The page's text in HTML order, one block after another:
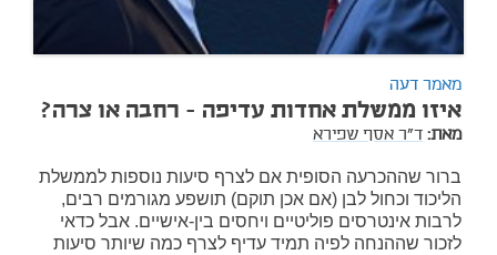
מאמר דעה
איזו ממשלת אחדות עדיפה - רחבה או צרה?
מאת: ד"ר אסף שפירא
ברור שההכרעה הסופית אם לצרף סיעות נוספות לממשלת
הליכוד וכחול לבן (אם אכן תוקם) תושפע מגורמים רבים,
לרבות אינטרסים פוליטיים ויחסים בין-אישיים. אבל כדאי
לזכור שההנחה לפיה תמיד עדיף לצרף כמה שיותר סיעות